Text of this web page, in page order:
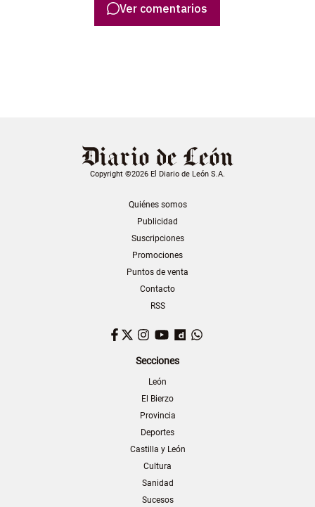
Ver comentarios
Copyright ©2026 El Diario de León S.A.
Quiénes somos
Publicidad
Suscripciones
Promociones
Puntos de venta
Contacto
RSS
Facebook
TwitterInstagram
YouTubeDailymotion
Secciones
León
El Bierzo
Provincia
Deportes
Castilla y León
Cultura
Sanidad
Sucesos